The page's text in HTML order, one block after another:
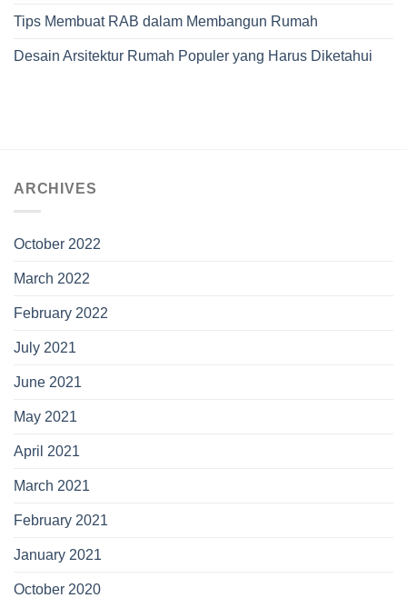
Tips Membuat RAB dalam Membangun Rumah
Desain Arsitektur Rumah Populer yang Harus Diketahui
ARCHIVES
October 2022
March 2022
February 2022
July 2021
June 2021
May 2021
April 2021
March 2021
February 2021
January 2021
October 2020